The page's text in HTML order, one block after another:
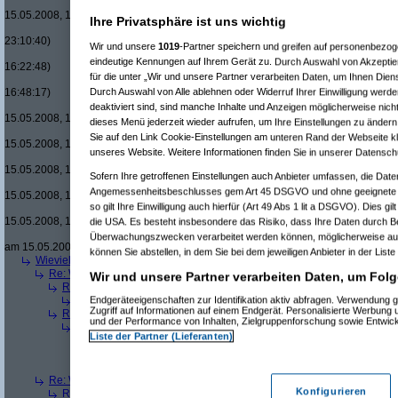
15.05.2008, 18:08:08)
Re(15): Men in Black um £12.33
23:10:40)
Re(16): Men in Black um
16:22:48)
Re(17): Men in Black um
16:48:17)
Re(18): Men in Black
15.05.2008, 17:37:21)
Re(19): Men in Black
15.05.2008, 17:43:00)
Re(20): Men in
15.05.2008, 17:46:13)
Re(21): Men in
15.05.2008, 17:49:46)
Re(22): Men
15.05.2008, 18:07:18)
Re(23):
am 15.05.2008, 18:13:17)
Wieviele blus/hd-dvds habt ihr schon?
am 15.05.2008, 18:06:08)
Re: Wieviele blus/hd-dvds habt ihr schon?(ducducam 15.05.2008,
Re(2): Wieviele blus/hd-dvds habt ihr schon?
am 15.05.2008,
Re(3): Wieviele blus/hd-dvds habt ihr schon? (ducduc am
Re(2): Wieviele blus/hd-dvds habt ihr schon?(hackenbusham
Re(3): Wieviele blus/hd-dvds habt ihr schon?(ducduc am
Re(4): Wieviele blus/hd-dvds habt ihr schon?
Re: Wieviele blus/hd-dvds habt ihr schon?
Re(2): Wieviele blus/hd-dvds habt ihr schon?
ducducam
Ihre Privatsphäre ist uns wichtig
Wir und unsere 1019-Partner speichern und greifen auf
eindeutige Kennungen auf Ihrem Gerät zu. Durch Auswahl von
für die unter „Wir und unsere Partner verarbeiten Daten, um Ihnen
Durch Auswahl von Alle ablehnen oder Widerruf Ihrer Einwilligung
deaktiviert sind, sind manche Inhalte und Anzeigen möglicherweise
dieses Menü jederzeit wieder aufrufen, um Ihre Einstellungen zu
Sie auf den Link Cookie-Einstellungen am unteren Rand der Webseite
unseres Website. Weitere Informationen finden Sie in unserer
Sofern Ihre getroffenen Einstellungen auch Anbieter umfassen, die
Angemessenheitsbeschlusses gem Art 45 DSGVO und ohne
so gilt Ihre Einwilligung auch hierfür (Art 49 Abs 1 lit a DSGVO). Dies
die USA. Es besteht insbesondere das Risiko, dass Ihre Daten durch
Überwachungszwecken verarbeitet werden können, möglicherweise
können Sie abstellen, in dem Sie bei dem jeweiligen Anbieter in der
Wir und unsere Partner verarbeiten Daten, um
Endgeräteeigenschaften zur Identifikation aktiv abfragen. Verwendung
Zugriff auf Informationen auf einem Endgerät. Personalisierte Werbung
und der Performance von Inhalten, Zielgruppenforschung sowie
Liste der Partner (Lieferanten)
Konfigurieren